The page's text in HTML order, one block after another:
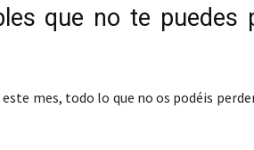
que no te puedes
mes, todo lo que no os podéis